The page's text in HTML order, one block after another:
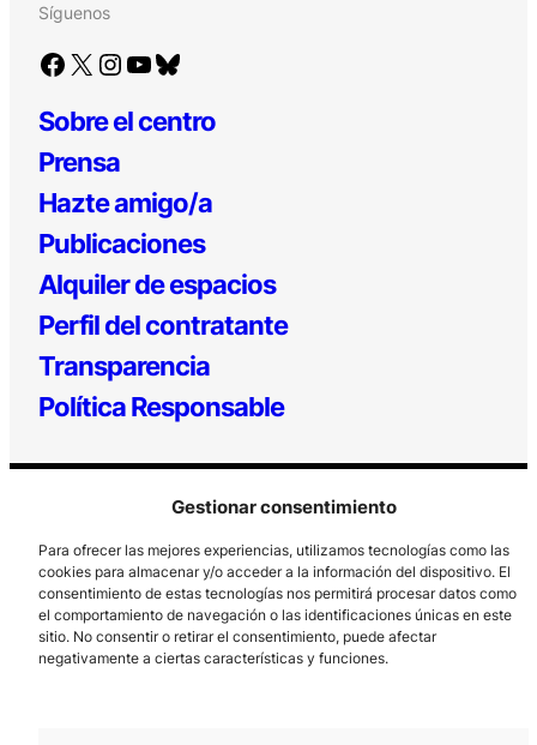
Gestionar consentimiento
Para ofrecer las mejores experiencias, utilizamos tecnologías como las
cookies para almacenar y/o acceder a la información del dispositivo. El
consentimiento de estas tecnologías nos permitirá procesar datos como
el comportamiento de navegación o las identificaciones únicas en este
sitio. No consentir o retirar el consentimiento, puede afectar
negativamente a ciertas características y funciones.
Síguenos
Facebook X Instagram YouTube Bluesky
Sobre el centro
Prensa
Hazte amigo/a
Publicaciones
Alquiler de espacios
Perfil del contratante
Transparencia
Política Responsable
Los Prados, 121 – 33203 Gijón
985 185 577 – info@laboralcentrodearte.org